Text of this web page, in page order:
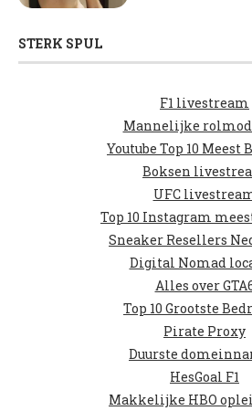
STERK SPUL
F1 livestream
Mannelijke
Youtube Top 10 Meest
Boksen
UFC
Top 10 Instagram
Sneaker Resellers
Digital Nomad
Alles over
Top 10 Grootste
Pirate Proxy
Duurste
HesGoal F1
Makkelijke HBO